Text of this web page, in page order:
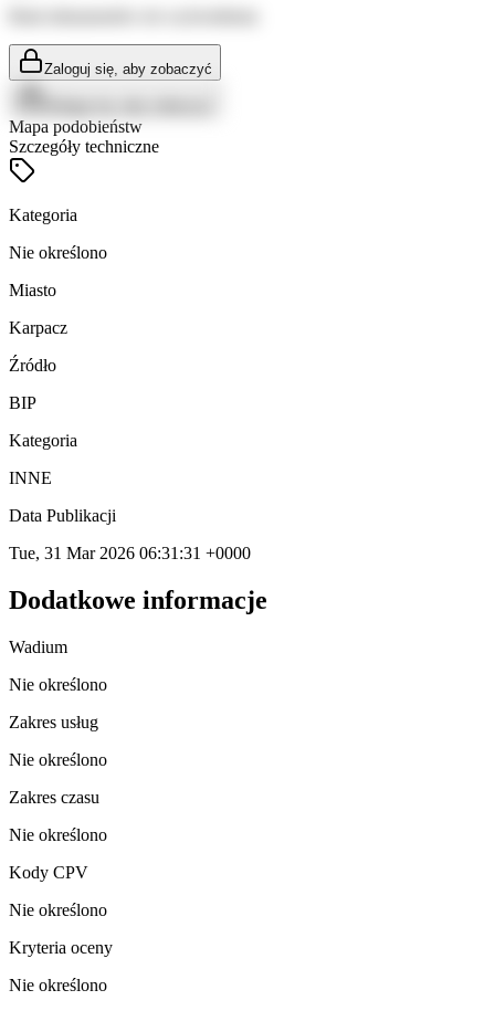
Zaloguj się, aby zobaczyć
Mapa podobieństw
Szczegóły techniczne
Kategoria
Nie określono
Miasto
Karpacz
Źródło
BIP
Kategoria
INNE
Data Publikacji
Tue, 31 Mar 2026 06:31:31 +0000
Dodatkowe informacje
Wadium
Nie określono
Zakres usług
Nie określono
Zakres czasu
Nie określono
Kody CPV
Nie określono
Kryteria oceny
Nie określono